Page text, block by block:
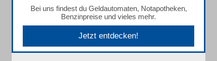
Bei uns findest du Geldautomaten, Notapotheken,
Benzinpreise und vieles mehr.
Jetzt entdecken!